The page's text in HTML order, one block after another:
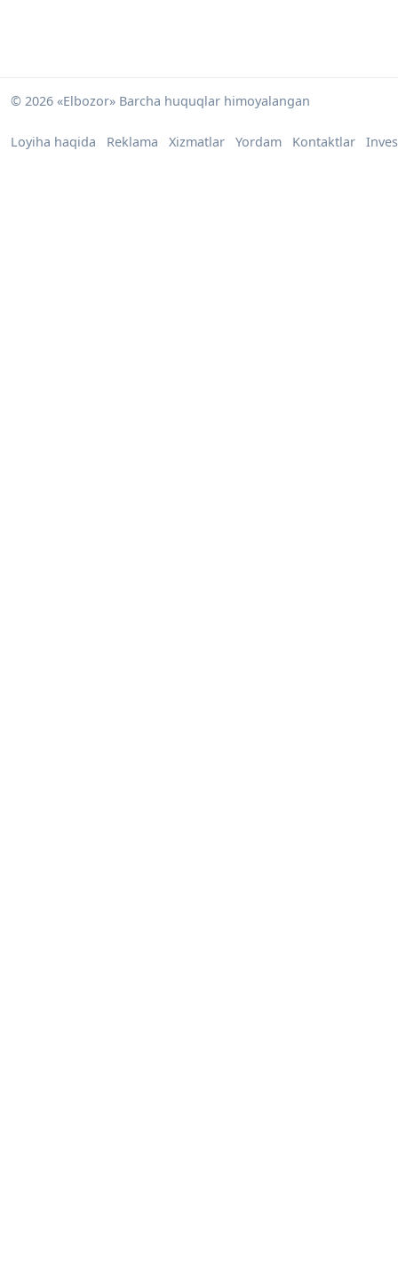
© 2026 «Elbozor» Barcha huquqlar himoyalangan
Loyiha haqida Reklama Xizmatlar Yordam Kontaktlar